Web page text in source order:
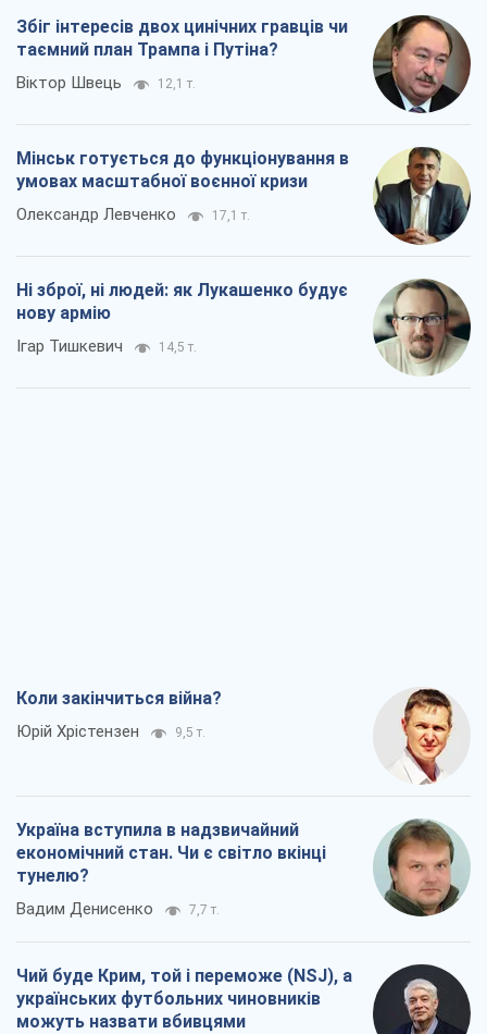
Збіг інтересів двох цинічних гравців чи
таємний план Трампа і Путіна?
Віктор Швець 12,1 т.
Мінськ готується до функціонування в
умовах масштабної воєнної кризи
Олександр Левченко 17,1 т.
Ні зброї, ні людей: як Лукашенко будує
нову армію
Ігар Тишкевич 14,5 т.
Коли закінчиться війна?
Юрій Хрістензен 9,5 т.
Україна вступила в надзвичайний
економічний стан. Чи є світло вкінці
тунелю?
Вадим Денисенко 7,7 т.
Чий буде Крим, той і переможе (NSJ), а
українських футбольних чиновників
можуть назвати вбивцями